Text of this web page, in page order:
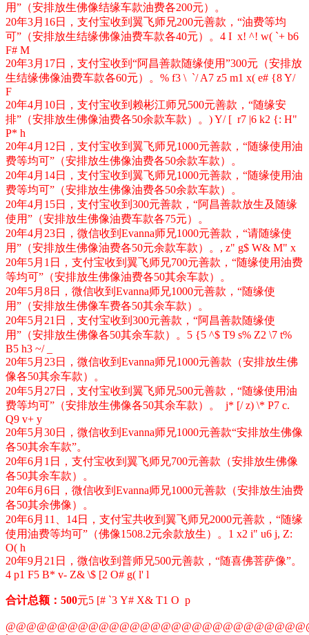
用”（安排放生佛像结缘车款油费各200元）。
20年3月16日，支付宝收到翼飞师兄200元善款，“油费等均
可”（安排放生结缘佛像油费车款各40元）。 4 I x! ^! w( `+ b6
F# M
20年3月17日，支付宝收到“阿昌善款随缘使用”300元（安排放
生结缘佛像油费车款各60元）。 % f3 \ `/ A7 z5 m1 x( e# {8 Y/
F
20年4月10日，支付宝收到赖彬江师兄500元善款，“随缘安
排”（安排放生佛像油费各50余款车款）。 ) Y/ [ r7 |6 k2 {: H"
P* h
20年4月12日，支付宝收到翼飞师兄1000元善款，“随缘使用油
费等均可”（安排放生佛像油费各50余款车款）。
20年4月14日，支付宝收到翼飞师兄1000元善款，“随缘使用油
费等均可”（安排放生佛像油费各50余款车款）。
20年4月15日，支付宝收到300元善款，“阿昌善款放生及随缘
使用”（安排放生佛像油费车款各75元）。
20年4月23日，微信收到Evanna师兄1000元善款，“请随缘使
用”（安排放生佛像油费各50元余款车款）。 , z" g$ W& M" x
20年5月1日，支付宝收到翼飞师兄700元善款，“随缘使用油费
等均可”（安排放生佛像油费各50其余车款）。
20年5月8日，微信收到Evanna师兄1000元善款，“随缘使
用”（安排放生佛像车费各50其余车款）。
20年5月21日，支付宝收到300元善款，“阿昌善款随缘使
用”（安排放生佛像各50其余车款）。 5 {5 ^$ T9 s% Z2 \7 t%
B5 h3 ~/ _
20年5月23日，微信收到Evanna师兄1000元善款（安排放生佛
像各50其余车款）。
20年5月27日，支付宝收到翼飞师兄500元善款，“随缘使用油
费等均可”（安排放生佛像各50其余车款）。
j* [/ z) \* P7 c.
Q9 v+ y
20年5月30日，微信收到Evanna师兄1000元善款“安排放生佛像
各50其余车款”。
20年6月1日，支付宝收到翼飞师兄700元善款（安排放生佛像
各50其余车款）。
20年6月6日，微信收到Evanna师兄1000元善款（安排放生油费
各50其余佛像）。
20年6月11、14日，支付宝共收到翼飞师兄2000元善款，“随缘
使用油费等均可”（佛像1508.2元余款放生）。 1 x2 i" u6 j, Z:
O( h
20年9月21日，微信收到普师兄500元善款，“随喜佛菩萨像”。
4 p1 F5 B* v- Z& \$ [2 O# g( l' l
合计总额：500元5 [# `3 Y# X& T1 O p